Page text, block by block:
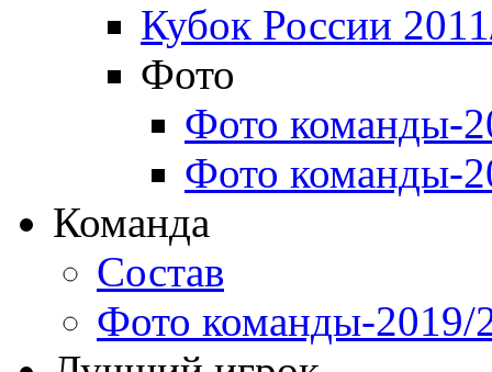
Кубок России
Фото
Фото команды-
Фото команды-
Команда
Состав
Фото команды-2019/